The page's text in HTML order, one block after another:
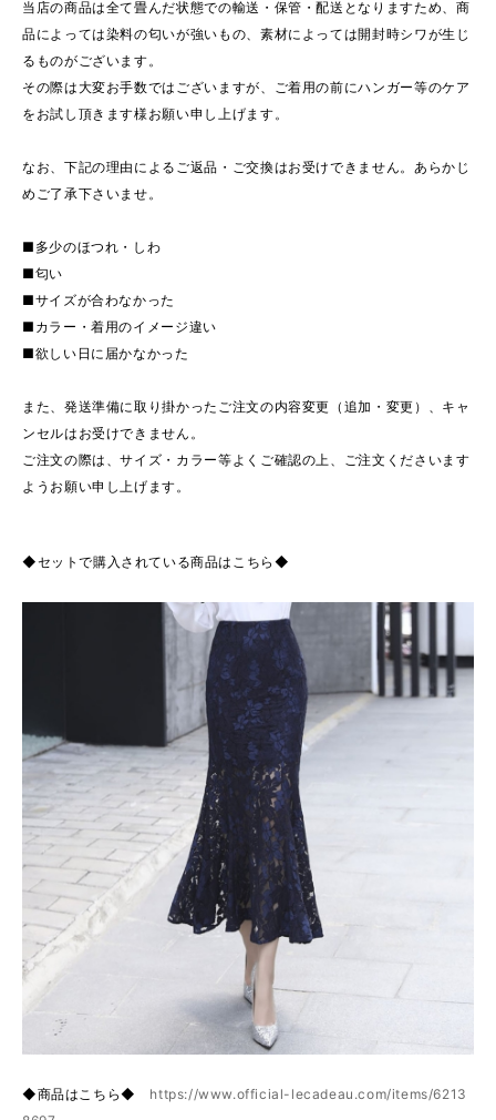
当店の商品は全て畳んだ状態での輸送・保管・配送となりますため、商
品によっては染料の匂いが強いもの、素材によっては開封時シワが生じ
るものがございます。
その際は大変お手数ではございますが、ご着用の前にハンガー等のケア
をお試し頂きます様お願い申し上げます。
なお、下記の理由によるご返品・ご交換はお受けできません。あらかじ
めご了承下さいませ。
■多少のほつれ・しわ
■匂い
■サイズが合わなかった
■カラー・着用のイメージ違い
■欲しい日に届かなかった
また、発送準備に取り掛かったご注文の内容変更（追加・変更）、キャ
ンセルはお受けできません。
ご注文の際は、サイズ・カラー等よくご確認の上、ご注文くださいます
ようお願い申し上げます。
◆セットで購入されている商品はこちら◆
◆商品はこちら◆ https://www.official-lecadeau.com/items/6213